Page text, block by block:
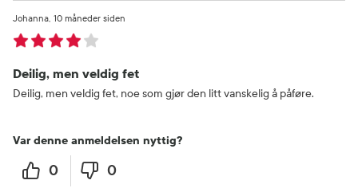
Deilig, men veldig fet
10 måneder siden
Johanna
Deilig, men veldig fet, noe som gjør den litt vanskelig å påføre.
Var denne anmeldelsen nyttig?
0 0